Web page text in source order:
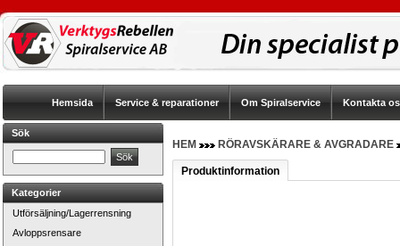
Hemsida Service & reparationer Om Spiralservice Kontakta
Sök
Kategorier
Utförsäljning/Lagerrensning
Avloppsrensare
HEM RÖRAVSKÄRARE & AVGRADARE
Produktinformation